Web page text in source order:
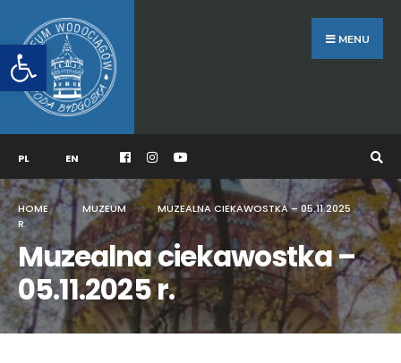
Otwórz pasek narzędzi
to
content
MENU
PL EN
HOME MUZEUM
MUZEALNA CIEKAWOSTKA – 05.11.2025
R.
Muzealna ciekawostka –
05.11.2025 r.
for: